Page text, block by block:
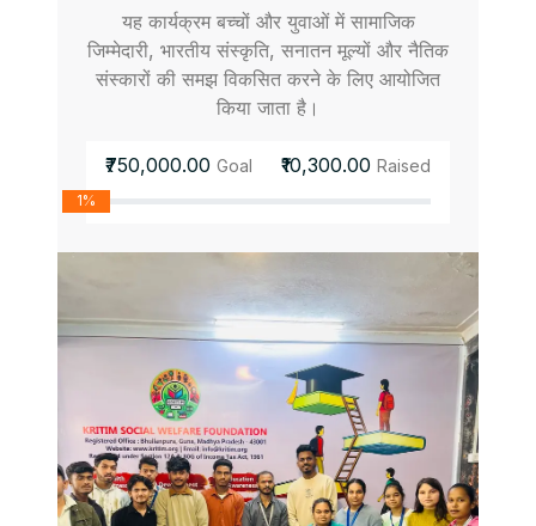
यह कार्यक्रम बच्चों और युवाओं में सामाजिक
जिम्मेदारी, भारतीय संस्कृति, सनातन मूल्यों और नैतिक
संस्कारों की समझ विकसित करने के लिए आयोजित
किया जाता है।
₹750,000.00 Goal ₹10,300.00 Raised
1%